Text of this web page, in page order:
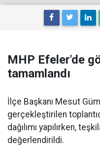
MHP Efeler'de
tamamlandı
İlçe Başkanı Mesut
gerçekleştirilen
dağılımı yapılırken,
değerlendirildi.